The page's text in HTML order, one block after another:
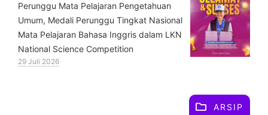
Perunggu Mata Pelajaran Pengetahuan
Umum, Medali Perunggu Tingkat Nasional
Mata Pelajaran Bahasa Inggris dalam LKN
National Science Competition
29 Juli 2026
ARSIP